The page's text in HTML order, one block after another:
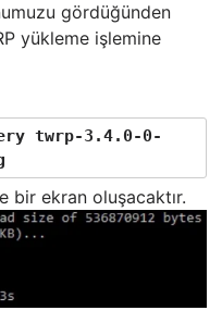
gördüğünden
yükleme işlemine
twrp-3.4.0-0-
bir ekran oluşacaktır.